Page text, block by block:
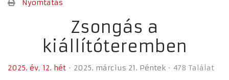
Nyomtatás
Zsongás a
kiállítóteremben
2025. év 12. hét 2025. március 21. Péntek 478 Találat